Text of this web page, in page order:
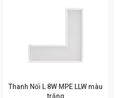
Thanh Nối L 8W MPE LLW màu
trắng